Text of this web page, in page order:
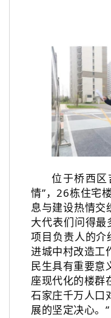
位于桥西
情”，26栋住宅
息与建设热情交
大代表们问得最
项目负责人的介
进城中村改造工
民生具有重要意
座现代化的楼群
石家庄千万人口
展的坚定决心。”